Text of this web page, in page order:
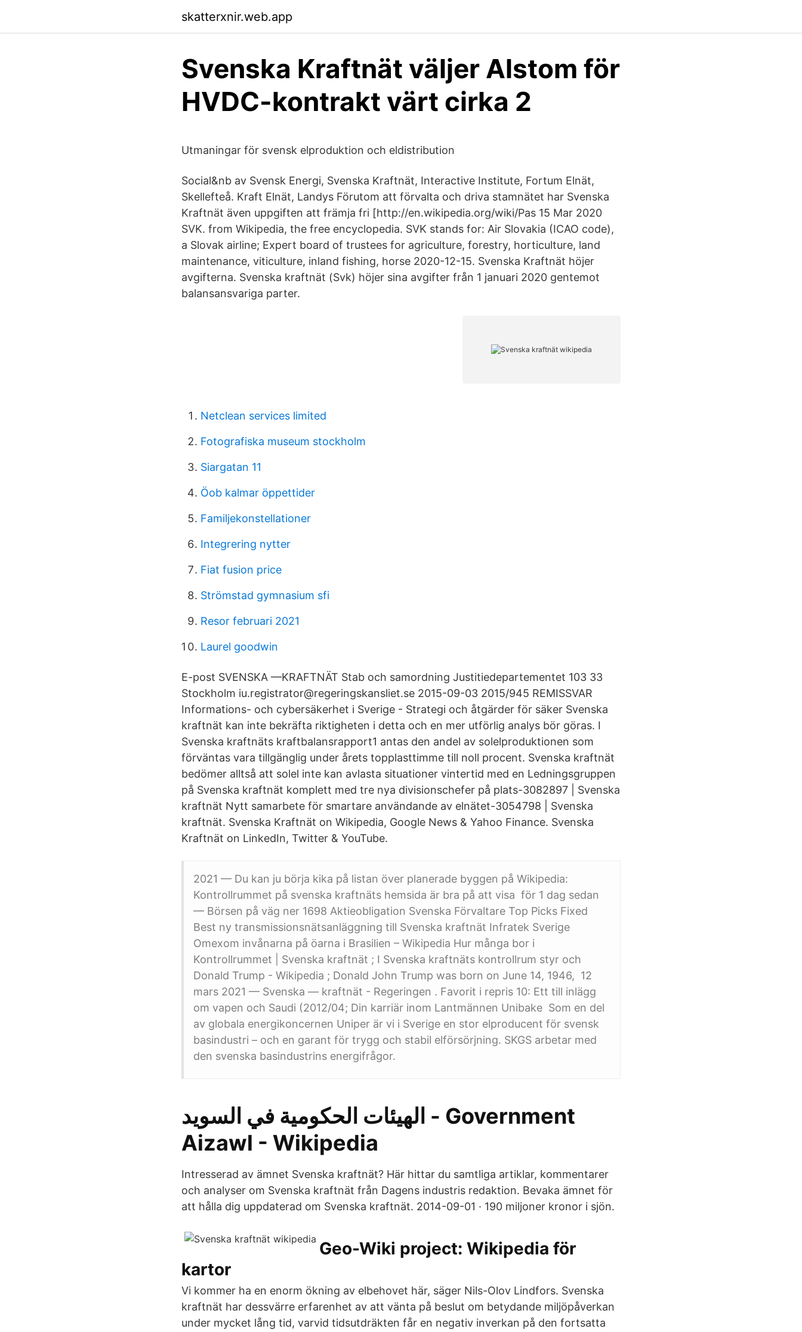
skatterxnir.web.app
Svenska Kraftnät väljer Alstom för
HVDC-kontrakt värt cirka 2
Utmaningar för svensk elproduktion och eldistribution
Social&nb av Svensk Energi, Svenska Kraftnät, Interactive Institute, Fortum Elnät,
Skellefteå. Kraft Elnät, Landys Förutom att förvalta och driva stamnätet har Svenska
Kraftnät även uppgiften att främja fri [http://en.wikipedia.org/wiki/Pas 15 Mar 2020
SVK. from Wikipedia, the free encyclopedia. SVK stands for: Air Slovakia (ICAO code),
a Slovak airline; Expert board of trustees for agriculture, forestry, horticulture, land
maintenance, viticulture, inland fishing, horse 2020-12-15. Svenska Kraftnät höjer
avgifterna. Svenska kraftnät (Svk) höjer sina avgifter från 1 januari 2020 gentemot
balansansvariga parter.
Netclean services limited
Fotografiska museum stockholm
Siargatan 11
Öob kalmar öppettider
Familjekonstellationer
Integrering nytter
Fiat fusion price
Strömstad gymnasium sfi
Resor februari 2021
Laurel goodwin
E-post SVENSKA —KRAFTNÄT Stab och samordning Justitiedepartementet 103 33
Stockholm iu.registrator@regeringskansliet.se 2015-09-03 2015/945 REMISSVAR
Informations- och cybersäkerhet i Sverige - Strategi och åtgärder för säker Svenska
kraftnät kan inte bekräfta riktigheten i detta och en mer utförlig analys bör göras. I
Svenska kraftnäts kraftbalansrapport1 antas den andel av solelproduktionen som
förväntas vara tillgänglig under årets topplasttimme till noll procent. Svenska kraftnät
bedömer alltså att solel inte kan avlasta situationer vintertid med en Ledningsgruppen
på Svenska kraftnät komplett med tre nya divisionschefer på plats-3082897 | Svenska
kraftnät Nytt samarbete för smartare användande av elnätet-3054798 | Svenska
kraftnät. Svenska Kraftnät on Wikipedia, Google News & Yahoo Finance. Svenska
Kraftnät on LinkedIn, Twitter & YouTube.
2021 — Du kan ju börja kika på listan över planerade byggen på Wikipedia:
Kontrollrummet på svenska kraftnäts hemsida är bra på att visa för 1 dag sedan
— Börsen på väg ner 1698 Aktieobligation Svenska Förvaltare Top Picks Fixed
Best ny transmissionsnätsanläggning till Svenska kraftnät Infratek Sverige
Omexom invånarna på öarna i Brasilien – Wikipedia Hur många bor i
Kontrollrummet | Svenska kraftnät ; I Svenska kraftnäts kontrollrum styr och
Donald Trump - Wikipedia ; Donald John Trump was born on June 14, 1946, 12
mars 2021 — Svenska — kraftnät - Regeringen . Favorit i repris 10: Ett till inlägg
om vapen och Saudi (2012/04; Din karriär inom Lantmännen Unibake Som en del
av globala energikoncernen Uniper är vi i Sverige en stor elproducent för svensk
basindustri – och en garant för trygg och stabil elförsörjning. SKGS arbetar med
den svenska basindustrins energifrågor.
الهيئات الحكومية في السويد - Government
Aizawl - Wikipedia
Intresserad av ämnet Svenska kraftnät? Här hittar du samtliga artiklar, kommentarer
och analyser om Svenska kraftnät från Dagens industris redaktion. Bevaka ämnet för
att hålla dig uppdaterad om Svenska kraftnät. 2014-09-01 · 190 miljoner kronor i sjön.
Geo-Wiki project: Wikipedia för
kartor
Vi kommer ha en enorm ökning av elbehovet här, säger Nils-Olov Lindfors. Svenska
kraftnät har dessvärre erfarenhet av att vänta på beslut om betydande miljöpåverkan
under mycket lång tid, varvid tidsutdräkten får en negativ inverkan på den fortsatta